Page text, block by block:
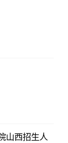
山西招生人